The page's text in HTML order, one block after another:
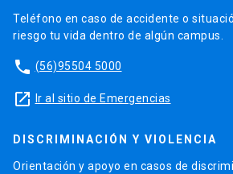
Teléfono en caso de accidente o
riesgo tu vida dentro de algún campus.
phone (56)95504 5000
launch Ir al sitio de Emergencias
DISCRIMINACIÓN Y VIOLENCIA
Orientación y apoyo en casos de